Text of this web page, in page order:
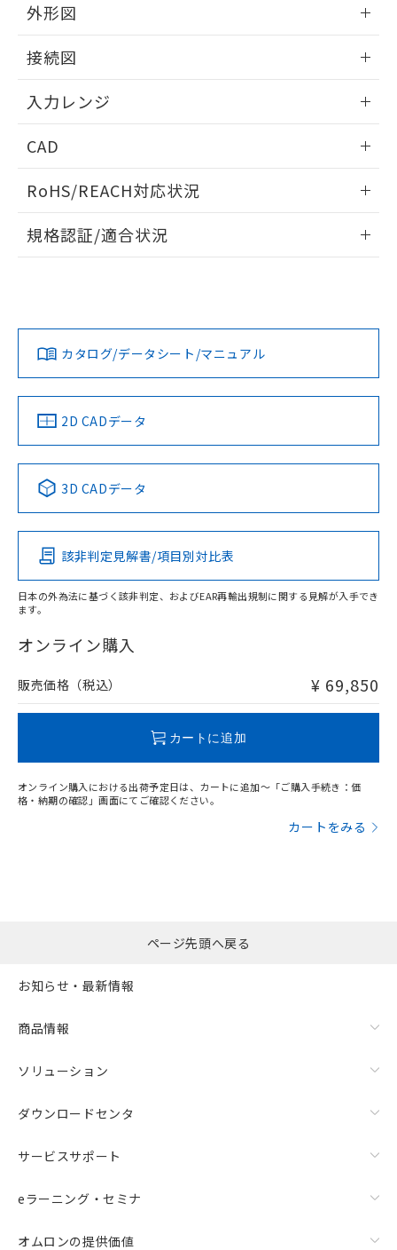
外形図
接続図
入力レンジ
CAD
ドすることができます。
ログイン/会員登録
ダウンロードデータをご利用いただく前に、以下を必ずお読
みください。
ソフトウェアの使用条件
RoHS/REACH対応状況
EU RoHS 注意事項・凡例
対応済み
中国 RoHS 注意事項・凡例
Pb Hg Cd Cr(VI)
O
在庫等で未対応品が混在する可能性があります。
問い合わせください。
規格認証/適合状況
LR型式承認
（イギリス
船舶規格）
DNV型式承認
（ノルウェー
BV型式承認
（フランス
KR型式
（韓国
Yes No No No
この製品の規格認証/適合状況ページへ
その他の認証はこちらのページからご検索ください
カタログ/データシート/マニュアル
2D CADデータ
3D CADデータ
該非判定見解書/項目別対比表
日本の外為法に基づく該非判定、およびEAR再輸出規制に関する見解が入手でき
ます。
オンライン購入
販売価格（税込） ¥ 69,850
カートに追加
オンライン購入における出荷予定日は、カートに追加～「ご購入手続き：価
格・納期の確認」画面にてご確認ください。
カートをみる
ページ先頭へ戻る
お知らせ・最新情報
商品情報
ソリューション
ダウンロードセンタ
サービスサポート
eラーニング・セミナ
オムロンの提供価値